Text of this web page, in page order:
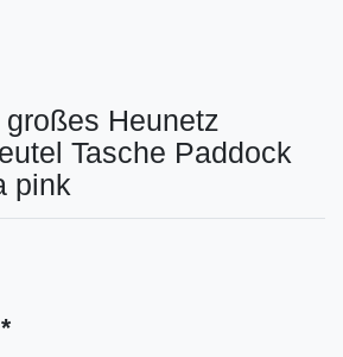
Heunetz
Tasche Paddock
pink
*